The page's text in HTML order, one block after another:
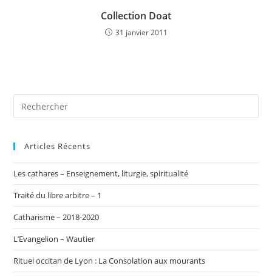
Collection Doat
31 janvier 2011
Articles Récents
Les cathares – Enseignement, liturgie, spiritualité
Traité du libre arbitre – 1
Catharisme – 2018-2020
L’Evangelion – Wautier
Rituel occitan de Lyon : La Consolation aux mourants